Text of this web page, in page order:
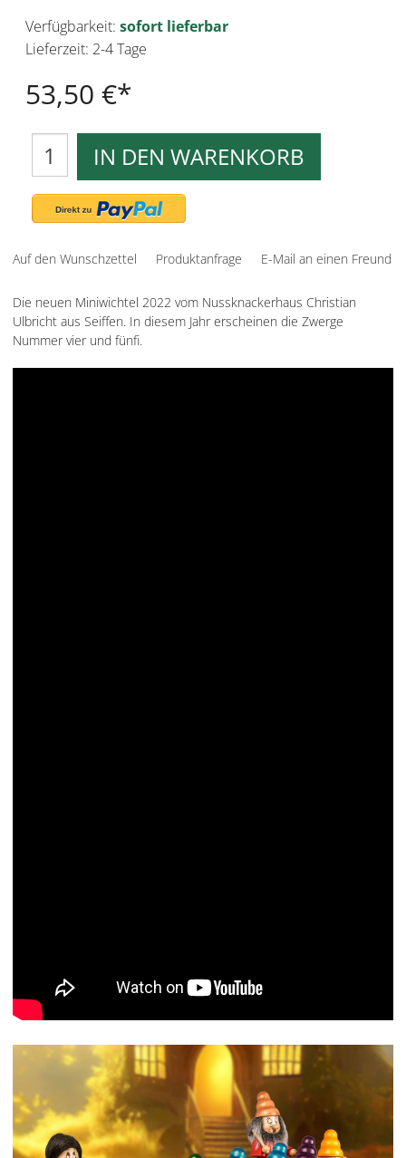
Verfügbarkeit: sofort lieferbar
Lieferzeit: 2-4 Tage
53,50 €
IN DEN WARENKORB
Auf den Wunschzettel Produktanfrage E-Mail an einen Freund
Die neuen Miniwichtel 2022 vom Nussknackerhaus Christian
Ulbricht aus Seiffen. In diesem Jahr erscheinen die Zwerge
Nummer vier und fünfi.